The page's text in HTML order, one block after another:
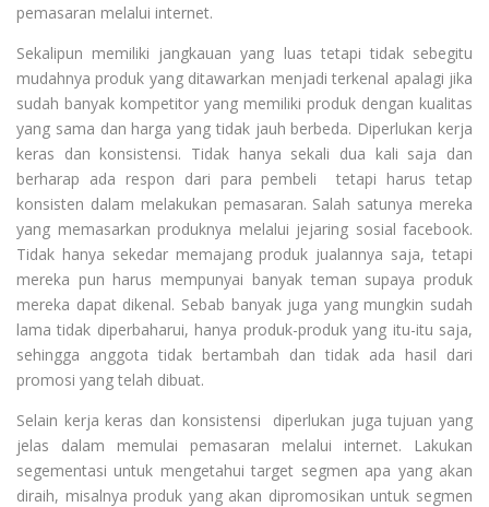
pemasaran melalui internet.
Sekalipun memiliki jangkauan yang luas tetapi tidak sebegitu
mudahnya produk yang ditawarkan menjadi terkenal apalagi jika
sudah banyak kompetitor yang memiliki produk dengan kualitas
yang sama dan harga yang tidak jauh berbeda. Diperlukan kerja
keras dan konsistensi. Tidak hanya sekali dua kali saja dan
berharap ada respon dari para pembeli tetapi harus tetap
konsisten dalam melakukan pemasaran. Salah satunya mereka
yang memasarkan produknya melalui jejaring sosial facebook.
Tidak hanya sekedar memajang produk jualannya saja, tetapi
mereka pun harus mempunyai banyak teman supaya produk
mereka dapat dikenal. Sebab banyak juga yang mungkin sudah
lama tidak diperbaharui, hanya produk-produk yang itu-itu saja,
sehingga anggota tidak bertambah dan tidak ada hasil dari
promosi yang telah dibuat.
Selain kerja keras dan konsistensi diperlukan juga tujuan yang
jelas dalam memulai pemasaran melalui internet. Lakukan
segementasi untuk mengetahui target segmen apa yang akan
diraih, misalnya produk yang akan dipromosikan untuk segmen